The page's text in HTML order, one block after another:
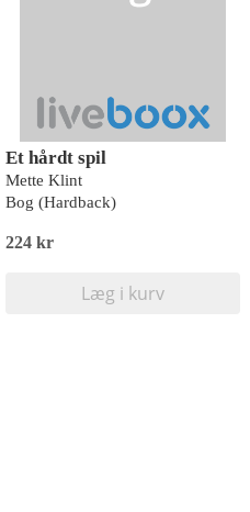
Et hårdt spil
Mette Klint
Bog (Hardback)
224 kr
Læg i kurv